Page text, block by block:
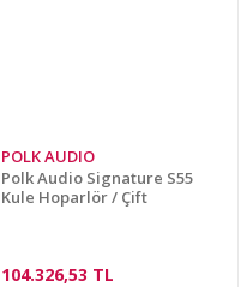
POLK AUDIO
Polk Audio Signature S55
Kule Hoparlör / Çift
104.326,53 TL